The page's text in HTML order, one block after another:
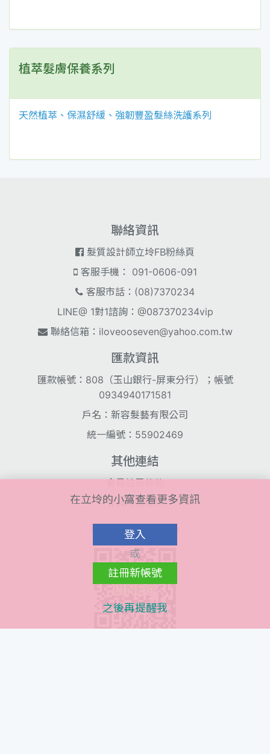
植萃髮膚保養系列
天然植萃、保濕舒緩、強韌豐盈髮絲洗護系列
聯絡資訊
髮質設計師立坽FB粉絲頁
客服手機： 091-0606-091
客服市話：(08)7370234
LINE@ 1對1諮詢：@087370234vip
聯絡信箱： iloveooseven@yahoo.com.tw
匯款資訊
匯款帳號：808（玉山銀行-屏東分行）；帳號
0934940171581
戶名：新容髮藝有限公司
統一編號：55902469
其他連結
會員註冊條款
會員隱私條款
Line@ QR Code
在立坽的小窩查看更多資訊
登入
或
註冊新帳號
之後再提醒我